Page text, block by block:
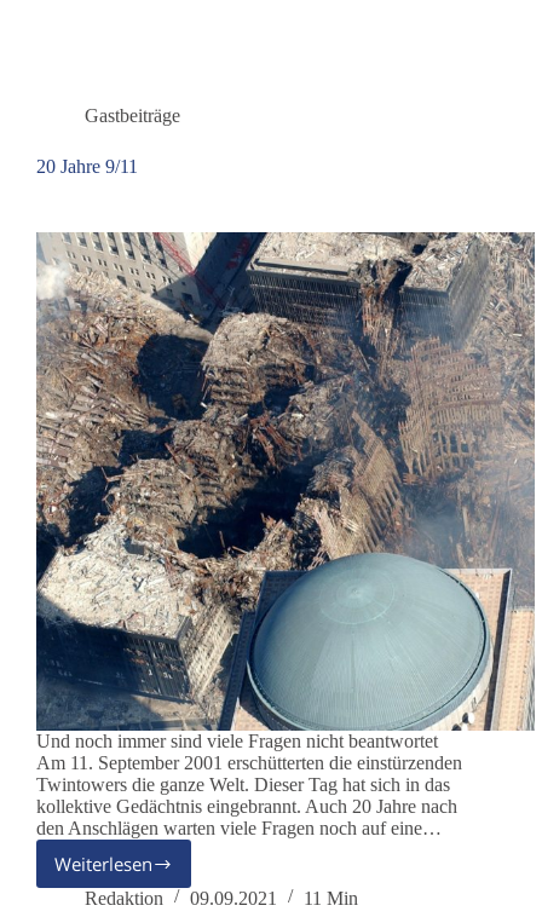
andere
infiziert
sind“
Gastbeiträge
20 Jahre 9/11
Und noch immer sind viele Fragen nicht beantwortet
Am 11. September 2001 erschütterten die einstürzenden
Twintowers die ganze Welt. Dieser Tag hat sich in das
kollektive Gedächtnis eingebrannt. Auch 20 Jahre nach
den Anschlägen warten viele Fragen noch auf eine…
Weiterlesen
20
Jahre
Redaktion 09.09.2021 11 Min